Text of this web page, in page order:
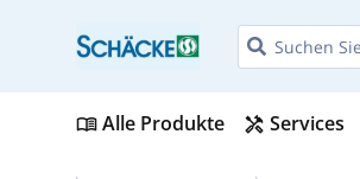
menu_bookAlle Produkte handyman Services